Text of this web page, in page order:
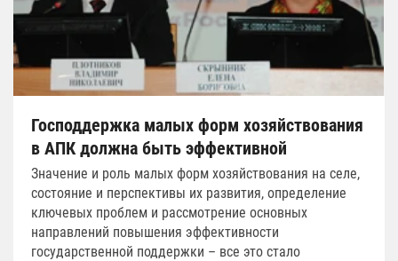
Господдержка малых форм хозяйствования
в АПК должна быть эффективной
Значение и роль малых форм хозяйствования на селе,
состояние и перспективы их развития, определение
ключевых проблем и рассмотрение основных
направлений повышения эффективности
государственной поддержки – все это стало